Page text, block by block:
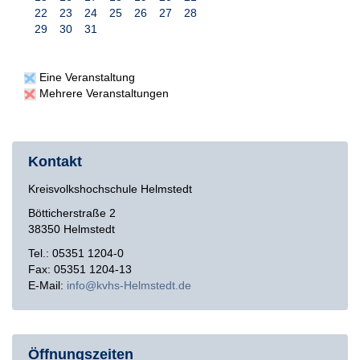
22
23 24 25 26 27
28
29
30 31
Eine Veranstaltung
Mehrere Veranstaltungen
Kontakt
Kreisvolkshochschule Helmstedt
Bötticherstraße 2
38350 Helmstedt
Tel.: 05351 1204-0
Fax: 05351 1204-13
E-Mail: info kvhs-Helmstedt de
Öffnungszeiten